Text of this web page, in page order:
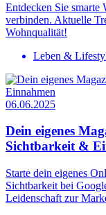
Entdecken Sie
verbinden. Aktuelle
Wohnqualität!
Leben &
06.06.2025
Dein eigenes
Sichtbarkeit &
Starte dein eigenes
Sichtbarkeit bei
Leidenschaft zur